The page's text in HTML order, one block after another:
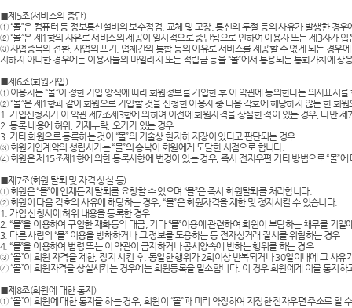
AP-100109
AP-100103
AP-100032
usb
AP-100003
AP-100062
AP-100073
■제5조(서비스의 중단)
① “몰”은 컴퓨터 등 정보통신설비의 보수점검, 교체 및 고장, 통신의 두절 등의 사유가 발생한 경
② “몰”은 제1항의 사유로 서비스의 제공이 일시적으로 중단됨으로 인하여 이용자 또는 제3자가
③ 사업종목의 전환, 사업의 포기, 업체간의 통합 등의 이유로 서비스를 제공할 수 없게 되는 경우
지하지 아니한 경우에는 이용자들의 마일리지 또는 적립금 등을 “몰”에서 통용되는 통화가치에
■제6조(회원가입)
① 이용자는 “몰”이 정한 가입 양식에 따라 회원정보를 기입한 후 이 약관에 동의한다는 의사표시
② “몰”은 제1항과 같이 회원으로 가입할 것을 신청한 이용자 중 다음 각호에 해당하지 않는 한 회
1. 가입신청자가 이 약관 제7조제3항에 의하여 이전에 회원자격을 상실한 적이 있는 경우, 다만
2. 등록 내용에 허위, 기재누락, 오기가 있는 경우
3. 기타 회원으로 등록하는 것이 “몰”의 기술상 현저히 지장이 있다고 판단되는 경우
③ 회원가입계약의 성립시기는 “몰”의 승낙이 회원에게 도달한 시점으로 합니다.
④ 회원은 제15조제1항에 의한 등록사항에 변경이 있는 경우, 즉시 전자우편 기타 방법으로 “몰”
■제7조(회원 탈퇴 및 자격 상실 등)
① 회원은 “몰”에 언제든지 탈퇴를 요청할 수 있으며 “몰”은 즉시 회원탈퇴를 처리합니다.
② 회원이 다음 각호의 사유에 해당하는 경우, “몰”은 회원자격을 제한 및 정지시킬 수 있습니다.
1. 가입 신청시에 허위 내용을 등록한 경우
2. “몰”을 이용하여 구입한 재화등의 대금, 기타 “몰”이용에 관련하여 회원이 부담하는 채무를 기일
3. 다른 사람의 “몰” 이용을 방해하거나 그 정보를 도용하는 등 전자상거래 질서를 위협하는 경우
4. “몰”을 이용하여 법령 또는 이 약관이 금지하거나 공서양속에 반하는 행위를 하는 경우
③ “몰”이 회원 자격을 제한, 정지 시킨 후, 동일한 행위가 2회이상 반복되거나 30일이내에 그 사유
④ “몰”이 회원자격을 상실시키는 경우에는 회원등록을 말소합니다. 이 경우 회원에게 이를 통지
■제8조(회원에 대한 통지)
① “몰”이 회원에 대한 통지를 하는 경우, 회원이 “몰”과 미리 약정하여 지정한 전자우편 주소로 할